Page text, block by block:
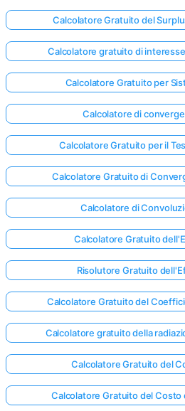
Calcolatore Gratuito del
Calcolatore gratuito di
Calcolatore Gratuito per
Calcolatore di
Calcolatore Gratuito per il
Calcolatore Gratuito di
Calcolatore di
Calcolatore Gratuito
Risolutore Gratuito
Calcolatore Gratuito del
Calcolatore gratuito della
Calcolatore Gratuito del
Calcolatore Gratuito del Costo